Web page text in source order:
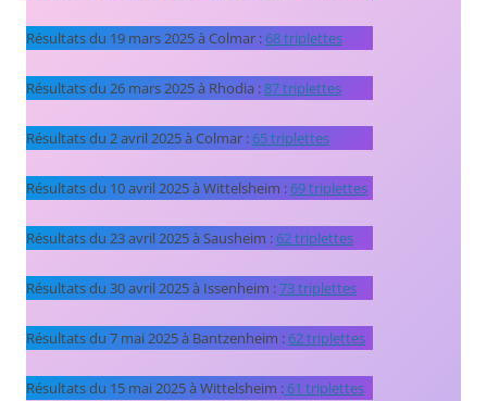
Résultats du 19 mars 2025 à Colmar : 68 triplettes
Résultats du 26 mars 2025 à Rhodia :87 triplettes
Résultats du 2 avril 2025 à Colmar : 65 triplettes
Résultats du 10 avril 2025 à Wittelsheim : 69 triplettes
Résultats du 23 avril 2025 à Sausheim : 62 triplettes
Résultats du 30 avril 2025 à Issenheim :73 triplettes
Résultats du 7 mai 2025 à Bantzenheim : 62 triplettes
Résultats du 15 mai 2025 à Wittelsheim : 61 triplettes